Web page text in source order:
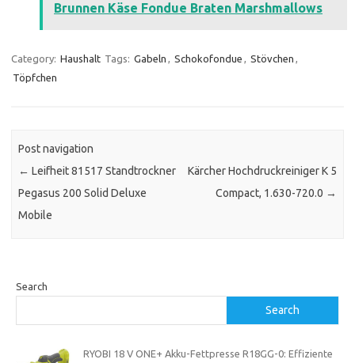
Brunnen Käse Fondue Braten Marshmallows
Category: Haushalt Tags: Gabeln , Schokofondue , Stövchen ,
Töpfchen
Post navigation
← Leifheit 81517 Standtrockner
Pegasus 200 Solid Deluxe
Mobile
Kärcher Hochdruckreiniger K 5
Compact, 1.630-720.0 →
Search
Search
RYOBI 18 V ONE+ Akku-Fettpresse R18GG-0: Effiziente